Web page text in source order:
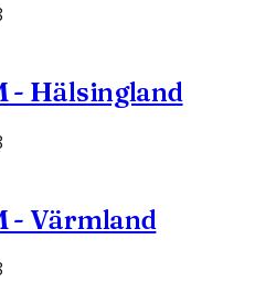
- Hälsingland
- Värmland